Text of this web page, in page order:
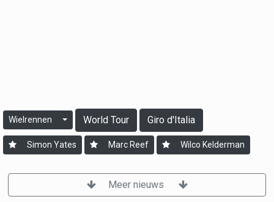
Wielrennen World Tour Giro d'Italia
Simon Yates Marc Reef Wilco Kelderman
Meer nieuws